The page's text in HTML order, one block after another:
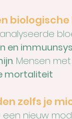
en
. Mensen
mortaliteit
zelfs je
nieuw